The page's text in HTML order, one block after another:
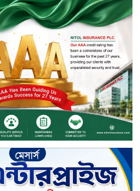
সপ্তাহের তৃতীয় কার্যদিবসে লেনদেনের
শীর্ষে একমি পেস্টিসাইড
সপ্তাহের তৃতীয় কার্যদিবসে দরবৃদ্ধির
শীর্ষে সেন্ট্রাল ইন্সুরেন্স
সপ্তাহের তৃতীয় কার্যদিবসে দরপতনের
শীর্ষে রিং শাইন টেক্সটাইল
টাঙ্গাইলে জুলাই গণঅভ্যুত্থান দিবস
পালিত